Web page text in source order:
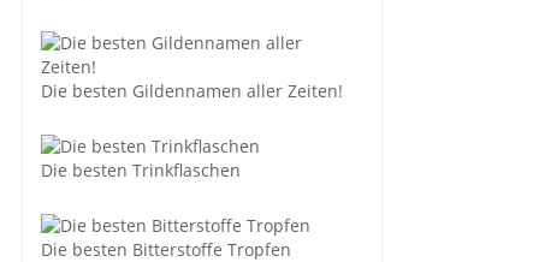
Die besten Gildennamen aller Zeiten!
Die besten Trinkflaschen
Die besten Bitterstoffe Tropfen